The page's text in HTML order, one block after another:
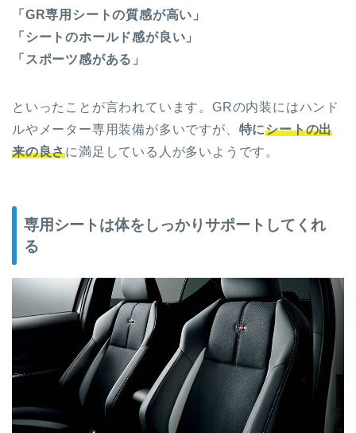
「GR専用シートの質感が高い」
「シートのホールド感が良い」
「スポーツ感がある」
といったことが言われています。GRの内装にはハンド
ルやメーター専用装備が多いですが、 特にシートの出
来の良さに満足している人が多いようです。
専用シートは体をしっかりサポートしてくれ
る